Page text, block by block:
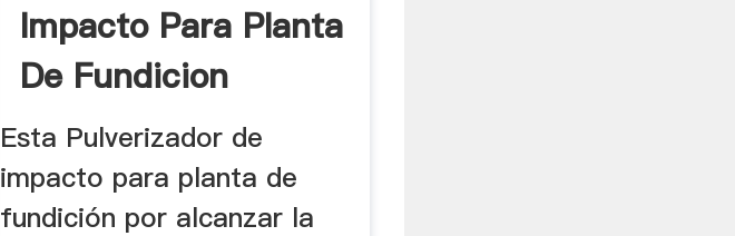
Impacto Para Planta
De Fundicion
Esta Pulverizador de
impacto para planta de
fundición por alcanzar la